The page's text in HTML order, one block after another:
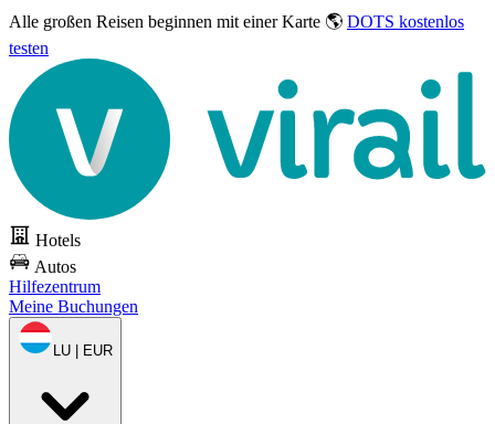
Alle großen Reisen beginnen mit einer Karte 🌎 DOTS kostenlos
testen
Hotels
Autos
Hilfezentrum
Meine Buchungen
LU | EUR